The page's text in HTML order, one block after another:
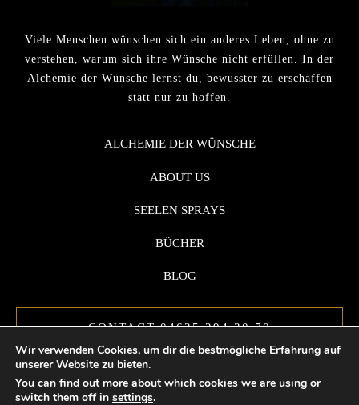
Viele Menschen wünschen sich ein anderes Leben, ohne zu
verstehen, warum sich ihre Wünsche nicht erfüllen. In der
Alchemie der Wünsche lernst du, bewusster zu erschaffen
statt nur zu hoffen.
ALCHEMIE DER WÜNSCHE
ABOUT US
SEELEN SPRAYS
BÜCHER
BLOG
CONTACT 04635 294 30 70
Wir verwenden Cookies, um dir die bestmögliche Erfahrung auf
unserer Website zu bieten.
You can find out more about which cookies we are using or
switch them off in settings.